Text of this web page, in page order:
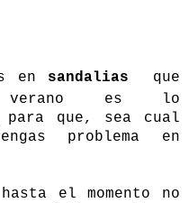
en sandalias que
verano es lo
para que, sea cual
problema en
el momento no